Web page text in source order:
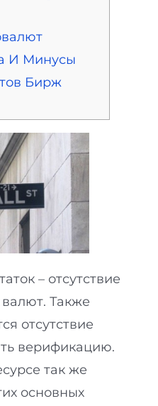
И Минусы
Бирж
– отсутствие
Также
отсутствие
верификацию.
так же
основных